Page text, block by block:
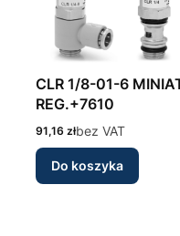
CLR 1/8-01-6 MINIATURIZED
REG.+7610
Cena
91,16 złbez VAT
Do koszyka